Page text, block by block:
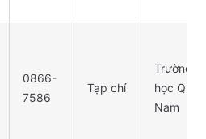
0866-
7586
Tạp chí
Trường
học
Nam